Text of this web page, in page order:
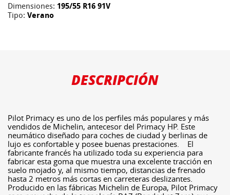
Dimensiones: 195/55 R16 91V
Tipo: Verano
DESCRIPCIÓN
Pilot Primacy es uno de los perfiles más populares y más
vendidos de Michelin, antecesor del Primacy HP. Este
neumático diseñado para coches de ciudad y berlinas de
lujo es confortable y posee buenas prestaciones. El
fabricante francés ha utilizado toda su experiencia para
fabricar esta goma que muestra una excelente tracción en
suelo mojado y, al mismo tiempo, distancias de frenado
hasta 2 metros más cortas en carreteras deslizantes.
Producido en las fábricas Michelin de Europa, Pilot Primacy